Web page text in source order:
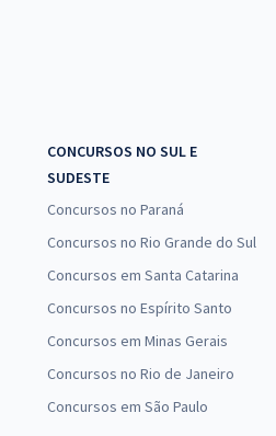
CONCURSOS NO SUL E
SUDESTE
Concursos no Paraná
Concursos no Rio Grande do Sul
Concursos em Santa Catarina
Concursos no Espírito Santo
Concursos em Minas Gerais
Concursos no Rio de Janeiro
Concursos em São Paulo